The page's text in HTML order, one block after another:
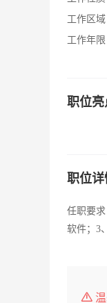
工作区域
工作年限
职位亮
职位详
任职要
软件；3